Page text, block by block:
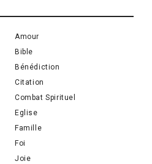
Amour
Bible
Bénédiction
Citation
Combat Spirituel
Eglise
Famille
Foi
Joie